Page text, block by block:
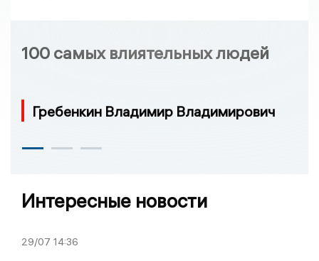
100 самых влиятельных людей
Гребенкин Владимир Владимирович
Интересные новости
29/07 14:36